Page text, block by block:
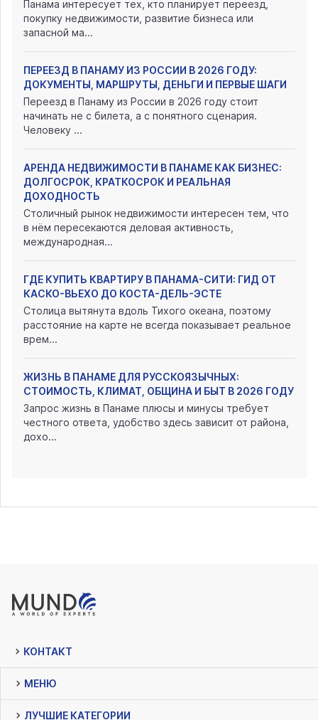
Панама интересует тех, кто планирует переезд,
покупку недвижимости, развитие бизнеса или
запасной ма...
ПЕРЕЕЗД В ПАНАМУ ИЗ РОССИИ В 2026 ГОДУ:
ДОКУМЕНТЫ, МАРШРУТЫ, ДЕНЬГИ И ПЕРВЫЕ ШАГИ
Переезд в Панаму из России в 2026 году стоит
начинать не с билета, а с понятного сценария.
Человеку ...
АРЕНДА НЕДВИЖИМОСТИ В ПАНАМЕ КАК БИЗНЕС:
ДОЛГОСРОК, КРАТКОСРОК И РЕАЛЬНАЯ
ДОХОДНОСТЬ
Столичный рынок недвижимости интересен тем, что
в нём пересекаются деловая активность,
международная...
ГДЕ КУПИТЬ КВАРТИРУ В ПАНАМА-СИТИ: ГИД ОТ
КАСКО-ВЬЕХО ДО КОСТА-ДЕЛЬ-ЭСТЕ
Столица вытянута вдоль Тихого океана, поэтому
расстояние на карте не всегда показывает реальное
врем...
ЖИЗНЬ В ПАНАМЕ ДЛЯ РУССКОЯЗЫЧНЫХ:
СТОИМОСТЬ, КЛИМАТ, ОБЩИНА И БЫТ В 2026 ГОДУ
Запрос жизнь в Панаме плюсы и минусы требует
честного ответа, удобство здесь зависит от района,
дохо...
КОНТАКТ
МЕНЮ
ЛУЧШИЕ КАТЕГОРИИ